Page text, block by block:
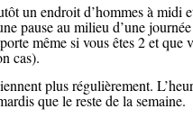
un endroit d’hommes à midi
pause au milieu d’une
même si vous êtes 2 et que
cas).
plus régulièrement.
que le reste de la semaine.